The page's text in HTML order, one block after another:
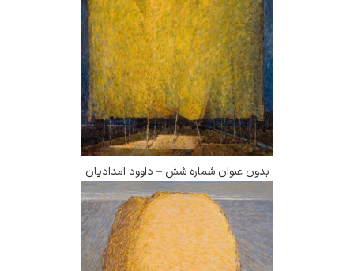
بدون عنوان شماره شش – داوود امدادیان